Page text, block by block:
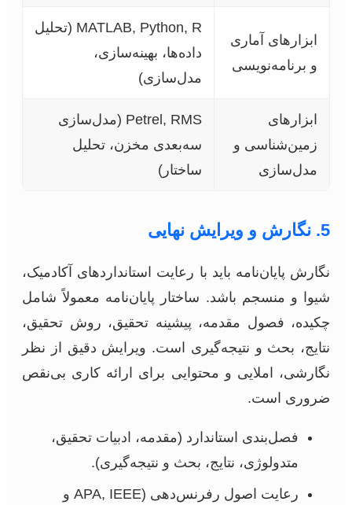
ابزارهای آماری
و برنامه‌نویسی
MATLAB, Python, R (تحلیل
داده‌ها، بهینه‌سازی،
مدل‌سازی)
ابزارهای
زمین‌شناسی و
مدل‌سازی
Petrel, RMS (مدل‌سازی
سه‌بعدی مخزن، تحلیل
ساختار)
5. نگارش و ویرایش نهایی
نگارش پایان‌نامه باید با رعایت استانداردهای آکادمیک،
شیوا و منسجم باشد. ساختار پایان‌نامه معمولاً شامل
چکیده، فصول مقدمه، پیشینه تحقیق، روش تحقیق،
نتایج، بحث و نتیجه‌گیری است. ویرایش دقیق از نظر
نگارشی، املایی و محتوایی برای ارائه کاری بی‌نقص
ضروری است.
فصل‌بندی استاندارد (مقدمه، ادبیات تحقیق،
متدولوژی، نتایج، بحث و نتیجه‌گیری).
رعایت اصول رفرنس‌دهی (APA, IEEE و